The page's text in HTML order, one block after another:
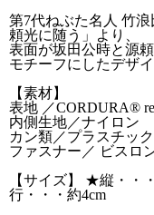
第7代ねぶた名人 竹
頼光に随う」より、
表面が坂田公時と源
モチーフにしたデザ
【素材】
表地 ／CORDURA®
内側生地／ナイロン
カン類／プラスチック
ファスナー／ ビスロ
【サイズ】 ★縦・・
行・・・約4cm